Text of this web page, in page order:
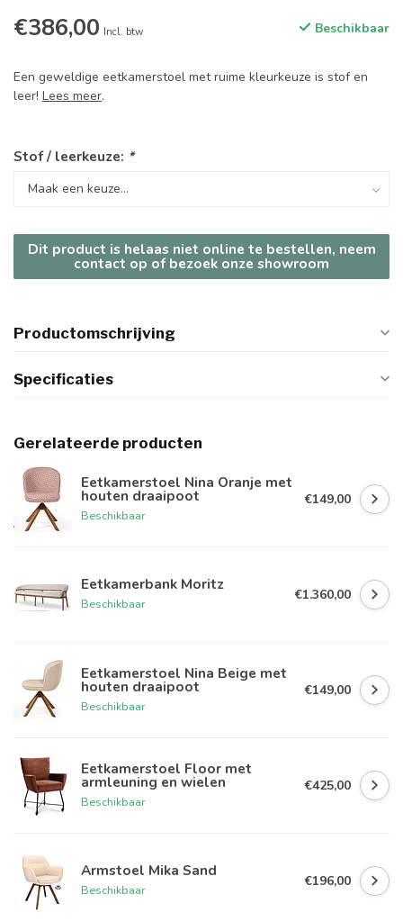
€386,00 Incl. btw Beschikbaar
Een geweldige eetkamerstoel met ruime kleurkeuze is stof en
leer! Lees meer.
Stof / leerkeuze: *
Dit product is helaas niet online te bestellen, neem
contact op of bezoek onze showroom
Productomschrijving
Specificaties
Gerelateerde producten
Eetkamerstoel Nina Oranje met
houten draaipoot
Beschikbaar
€149,00
Eetkamerbank Moritz
Beschikbaar
€1.360,00
Eetkamerstoel Nina Beige met
houten draaipoot
Beschikbaar
€149,00
Eetkamerstoel Floor met
armleuning en wielen
Beschikbaar
€425,00
Armstoel Mika Sand
Beschikbaar
€196,00